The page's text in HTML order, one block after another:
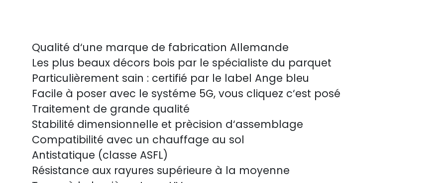
Qualité d‘une marque de fabrication Allemande
Les plus beaux décors bois par le spécialiste du parquet
Particulièrement sain : certifié par le label Ange bleu
Facile à poser avec le systéme 5G, vous cliquez c‘est posé
Traitement de grande qualité
Stabilité dimensionnelle et prècision d‘assemblage
Compatibilité avec un chauffage au sol
Antistatique (classe ASFL)
Résistance aux rayures supérieure à la moyenne